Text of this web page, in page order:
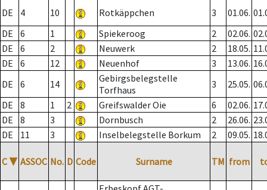
DE
4 10 Rotkäppchen 3 01.06.
DE
6 1 Spiekeroog 2 02.06.
DE
6 2 Neuwerk 2 18.05.
DE
6 12 Neuenhof 3 13.06.
DE
6 14
Gebirgsbelegstelle
Torfhaus
3 25.05.
DE
8 1 2 Greifswalder Oie 6 02.06.
DE
8 3 Dornbusch 2 26.06.
DE
11 3 Inselbelegstelle Borkum 2 09.05.
C ▼ ASSOC No. D Code Surname TM from